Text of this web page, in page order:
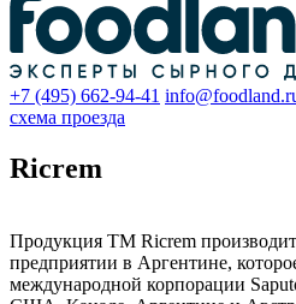
+7 (495) 662-94-41
схема проезда
Ricrem
Продукция ТМ Ricrem
предприятии в Аргентине,
международной корпорации